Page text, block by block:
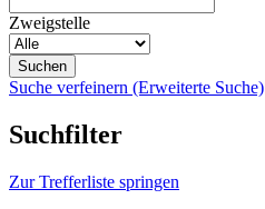
Zweigstelle
Suche verfeinern (Erweiterte Suche)
Suchfilter
Zur Trefferliste springen